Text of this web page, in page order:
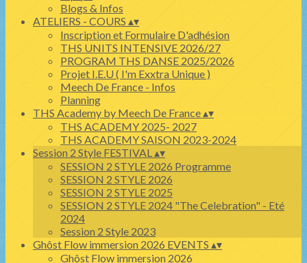
Blogs & Infos
ATELIERS - COURS ▴▾
Inscription et Formulaire D'adhésion
THS UNITS INTENSIVE 2026/27
PROGRAM THS DANSE 2025/2026
Projet I.E.U ( I'm Exxtra Unique )
Meech De France - Infos
Planning
THS Academy by Meech De France▴▾
THS ACADEMY 2025- 2027
THS ACADEMY SAISON 2023-2024
Session 2 Style FESTIVAL▴▾
SESSION 2 STYLE 2026 Programme
SESSION 2 STYLE 2026
SESSION 2 STYLE 2025
SESSION 2 STYLE 2024 "The Celebration" - Eté
2024
Session 2 Style 2023
Ghôst Flow immersion 2026 EVENTS ▴▾
Ghôst Flow immersion 2026